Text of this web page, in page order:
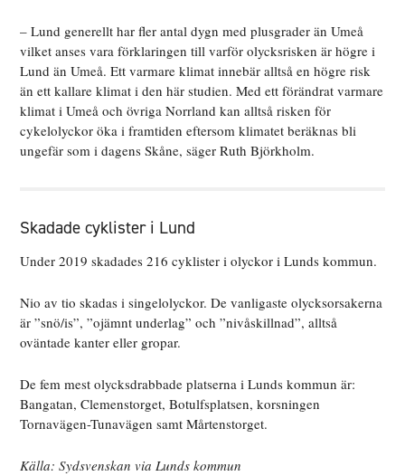
– Lund generellt har fler antal dygn med plusgrader än Umeå
vilket anses vara förklaringen till varför olycksrisken är högre i
Lund än Umeå. Ett varmare klimat innebär alltså en högre risk
än ett kallare klimat i den här studien. Med ett förändrat varmare
klimat i Umeå och övriga Norrland kan alltså risken för
cykelolyckor öka i framtiden eftersom klimatet beräknas bli
ungefär som i dagens Skåne, säger Ruth Björkholm.
Skadade cyklister i Lund
Under 2019 skadades 216 cyklister i olyckor i Lunds kommun.
Nio av tio skadas i singelolyckor. De vanligaste olycksorsakerna
är ”snö/is”, ”ojämnt underlag” och ”nivåskillnad”, alltså
oväntade kanter eller gropar.
De fem mest olycksdrabbade platserna i Lunds kommun är:
Bangatan, Clemenstorget, Botulfsplatsen, korsningen
Tornavägen-Tunavägen samt Mårtenstorget.
Källa: Sydsvenskan via Lunds kommun